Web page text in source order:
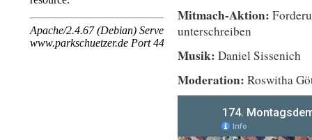
Mitmach-Aktion:
unterschreiben
Musik: Daniel Sissenich
Moderation: Roswitha